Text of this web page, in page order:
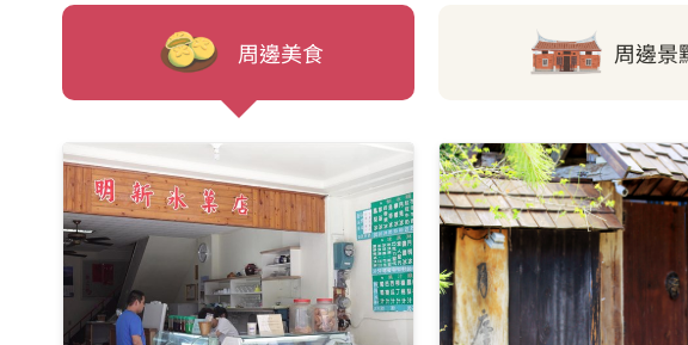
周邊美食 周邊景